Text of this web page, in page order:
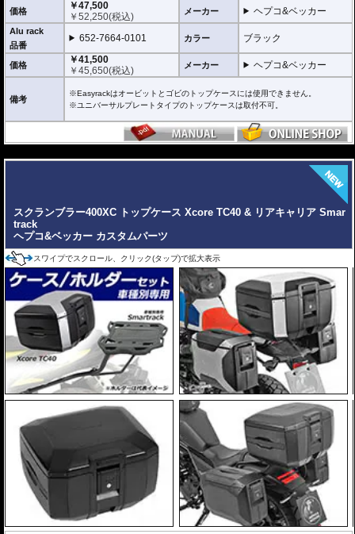
す。
固定タイプ Alu rack / アルラック
位置決めガイドがボルトで固定されたタイプ。取り外せばフラットな簡易キャ
リアとなります。
ケースを取り付けたまま使用することが多い場合にお勧め。
リーズナブルな価格も魅力。
その他、付属の取付用フレームなどは共通です。
高耐久パウダー塗装仕上げ。
※写真のEasylackは位置決めガイドを折りたたんだ状態、Alurackは位置決めガ
イドを取り付けた状態です。
ヘプコ&ベッカーのトップケースはこちらからご確認下さい。
価格
￥47,500
￥52,250(税込) メーカー ヘプコ&ベッカー
Alu rack
品番
652-7664-0101 カラー ブラック
価格
￥41,500
￥45,650(税込) メーカー ヘプコ&ベッカー
備考
※Easyrackはオービットとゴビのトップケースには使用できません。
※ユニバーサルプレートタイプのトップケースは取付不可。
スクランブラー400XC トップケース Xcore TC40 & リアキャリア Smar
track
ヘプコ&ベッカー カスタムパーツ
スワイプでスクロール、クリック(タップ)で拡大表示